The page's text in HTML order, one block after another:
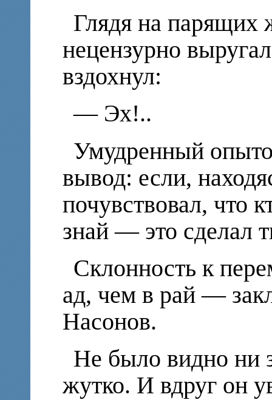
Глядя на парящих
нецензурно
вздохнул:
— Эх!..
Умудренный
вывод: если,
почувствовал, что
знай — это сделал
Склонность к
ад, чем в рай —
Насонов.
Не было видно ни
жутко. И вдруг он